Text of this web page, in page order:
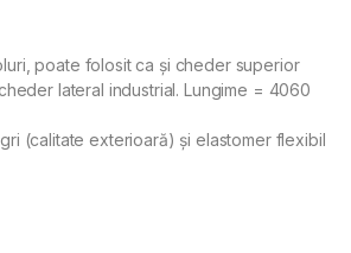
poate folosit ca și cheder superior
lateral industrial. Lungime = 4060
(calitate exterioară) și elastomer flexibil